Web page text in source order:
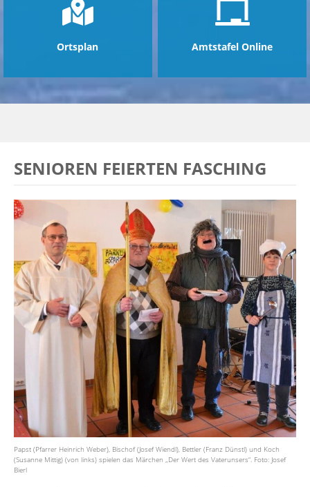
Ortsplan Amtstafel Online
SENIOREN FEIERTEN FASCHING
Papst (Pfarrer Heinrich Weber), Bischof (Josef Wiendl), Bettler (Franz Dünstl) und Koch
(Susanne Mittig) (von links) spielen das Märchen „Der Wert des Vaterunsers“. Foto: Josef
Bierl